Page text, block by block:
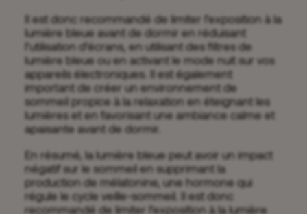
Il est donc recommandé de limiter l’exposition à la
lumière bleue avant de dormir en réduisant
l’utilisation d’écrans, en utilisant des filtres de
lumière bleue ou en activant le mode nuit sur vos
appareils électroniques. Il est également
important de créer un environnement de
sommeil propice à la relaxation en éteignant les
lumières et en favorisant une ambiance calme et
apaisante avant de dormir.
En résumé, la lumière bleue peut avoir un impact
négatif sur le sommeil en supprimant la
production de mélatonine, une hormone qui
régule le cycle veille-sommeil. Il est donc
recommandé de limiter l’exposition à la lumière